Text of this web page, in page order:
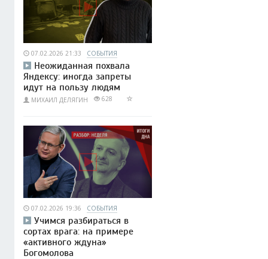
07.02.2026 21:33 СОБЫТИЯ
Неожиданная похвала
Яндексу: иногда запреты
идут на пользу людям
МИХАИЛ ДЕЛЯГИН 628
07.02.2026 19:36 СОБЫТИЯ
Учимся разбираться в
сортах врага: на примере
«активного ждуна»
Богомолова